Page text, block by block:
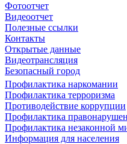
Фотоотчет
Видеоотчет
Полезные ссылки
Контакты
Открытые данные
Видеотрансляция
Безопасный город
Профилактика наркомании
Профилактика терроризма
Противодействие коррупции
Профилактика
Профилактика незаконной
Информация для населения